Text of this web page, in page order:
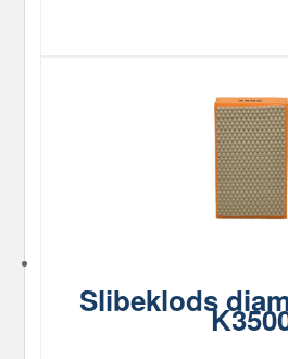
Slibeklods